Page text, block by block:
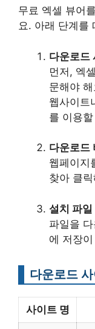
무료 엑셀 뷰어
요. 아래 단계를
다운로드
먼저, 엑
문해야
웹사이트
를 이용
다운로드
웹페이지
찾아 클
설치 파일
파일을
에 저장
다운로드
사이트 명